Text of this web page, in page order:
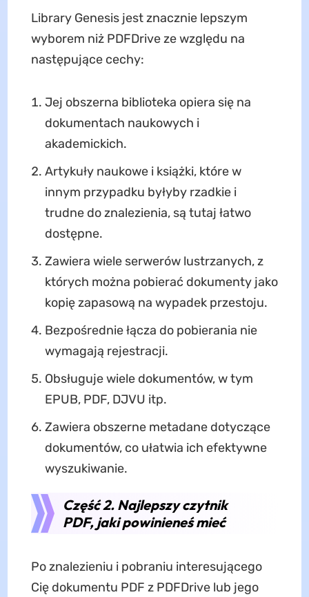
Library Genesis jest znacznie lepszym
wyborem niż PDFDrive ze względu na
następujące cechy:
Jej obszerna biblioteka opiera się na
dokumentach naukowych i
akademickich.
Artykuły naukowe i książki, które w
innym przypadku byłyby rzadkie i
trudne do znalezienia, są tutaj łatwo
dostępne.
Zawiera wiele serwerów lustrzanych, z
których można pobierać dokumenty jako
kopię zapasową na wypadek przestoju.
Bezpośrednie łącza do pobierania nie
wymagają rejestracji.
Obsługuje wiele dokumentów, w tym
EPUB, PDF, DJVU itp.
Zawiera obszerne metadane dotyczące
dokumentów, co ułatwia ich efektywne
wyszukiwanie.
Część 2. Najlepszy czytnik
PDF, jaki powinieneś mieć
Po znalezieniu i pobraniu interesującego
Cię dokumentu PDF z PDFDrive lub jego